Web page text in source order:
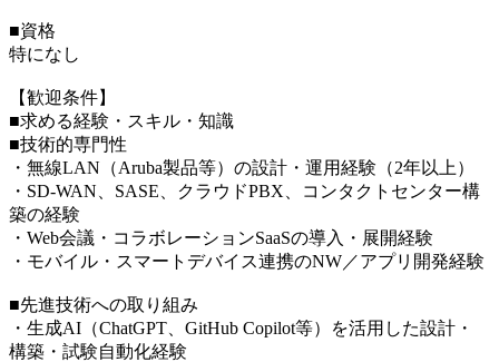
■資格
特になし
【歓迎条件】
■求める経験・スキル・知識
■技術的専門性
・無線LAN（Aruba製品等）の設計・運用経験（2年以上）
・SD-WAN、SASE、クラウドPBX、コンタクトセンター構
築の経験
・Web会議・コラボレーションSaaSの導入・展開経験
・モバイル・スマートデバイス連携のNW／アプリ開発経験
■先進技術への取り組み
・生成AI（ChatGPT、GitHub Copilot等）を活用した設計・
構築・試験自動化経験